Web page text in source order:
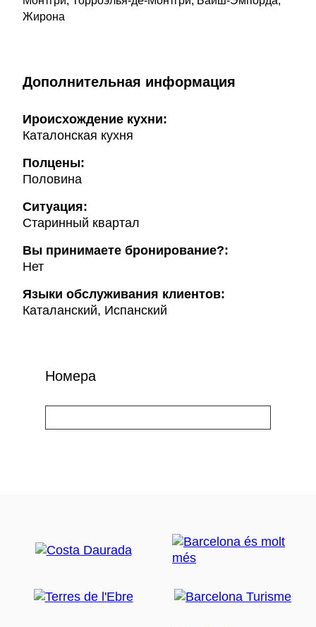
Жирона
Дополнительная информация
Ироисхождение кухни:
Каталонская кухня
Полцены:
Половина
Ситуация:
Старинный квартал
Вы принимаете бронирование?:
Нет
Языки обслуживания клиентов:
Каталанский, Испанский
Номера